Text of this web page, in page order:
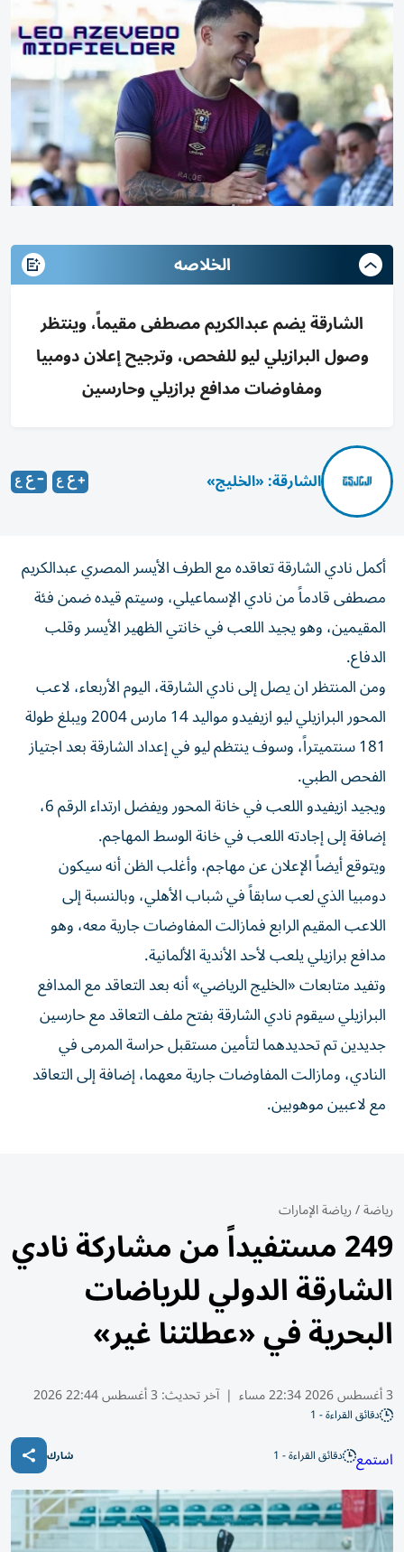
الخلاصه
الشارقة يضم عبدالكريم مصطفى مقيماً، وينتظر
وصول البرازيلي ليو للفحص، وترجيح إعلان دومبيا
ومفاوضات مدافع برازيلي وحارسين
الشارقة: «الخليج»
أكمل نادي الشارقة تعاقده مع الطرف الأيسر المصري عبدالكريم
مصطفى قادماً من نادي الإسماعيلي، وسيتم قيده ضمن فئة
المقيمين، وهو يجيد اللعب في خانتي الظهير الأيسر وقلب
الدفاع.
ومن المنتظر ان يصل إلى نادي الشارقة، اليوم الأربعاء، لاعب
المحور البرازيلي ليو ازيفيدو مواليد 14 مارس 2004 ويبلغ طولة
181 سنتميتراً، وسوف ينتظم ليو في إعداد الشارقة بعد اجتياز
الفحص الطبي.
ويجيد ازيفيدو اللعب في خانة المحور ويفضل ارتداء الرقم 6،
إضافة إلى إجادته اللعب في خانة الوسط المهاجم.
ويتوقع أيضاً الإعلان عن مهاجم، وأغلب الظن أنه سيكون
دومبيا الذي لعب سابقاً في شباب الأهلي، وبالنسبة إلى
اللاعب المقيم الرابع فمازالت المفاوضات جارية معه، وهو
مدافع برازيلي يلعب لأحد الأندية الألمانية.
وتفيد متابعات «الخليج الرياضي» أنه بعد التعاقد مع المدافع
البرازيلي سيقوم نادي الشارقة بفتح ملف التعاقد مع حارسين
جديدين تم تحديدهما لتأمين مستقبل حراسة المرمى في
النادي، ومازالت المفاوضات جارية معهما، إضافة إلى التعاقد
مع لاعبين موهوبين.
رياضة/رياضة الإمارات
249 مستفيداً من مشاركة نادي
الشارقة الدولي للرياضات
البحرية في «عطلتنا غير»
3 أغسطس 2026 22:34 مساء | آخر تحديث: 3 أغسطس 22:44 2026
دقائق القراءة - 1
استمع دقائق القراءة - 1 شارك